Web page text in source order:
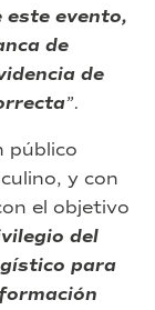
este evento,
de
de
”.
público
y con
el objetivo
del
para